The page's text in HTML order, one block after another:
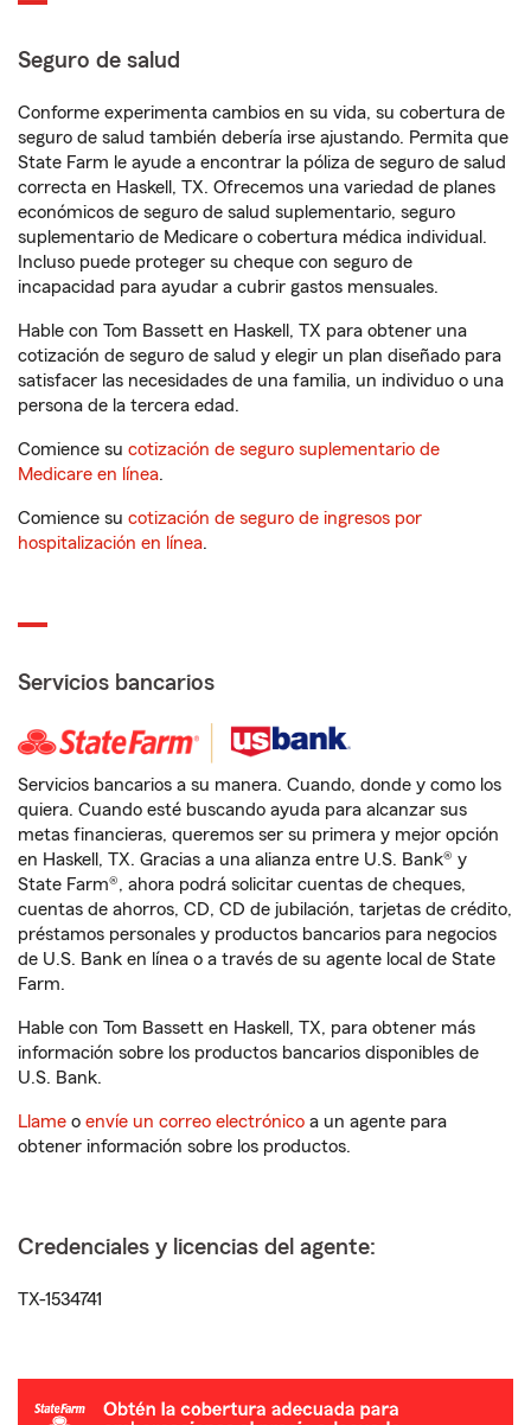
Seguro de salud
Conforme experimenta cambios en su vida, su cobertura de
seguro de salud también debería irse ajustando. Permita que
State Farm le ayude a encontrar la póliza de seguro de salud
correcta en Haskell, TX. Ofrecemos una variedad de planes
económicos de seguro de salud suplementario, seguro
suplementario de Medicare o cobertura médica individual.
Incluso puede proteger su cheque con seguro de
incapacidad para ayudar a cubrir gastos mensuales.
Hable con Tom Bassett en Haskell, TX para obtener una
cotización de seguro de salud y elegir un plan diseñado para
satisfacer las necesidades de una familia, un individuo o una
persona de la tercera edad.
Comience su cotización de seguro suplementario de
Medicare en línea.
Comience su cotización de seguro de ingresos por
hospitalización en línea.
Servicios bancarios
Servicios bancarios a su manera. Cuando, donde y como los
quiera. Cuando esté buscando ayuda para alcanzar sus
metas financieras, queremos ser su primera y mejor opción
en Haskell, TX. Gracias a una alianza entre U.S. Bank® y
State Farm®, ahora podrá solicitar cuentas de cheques,
cuentas de ahorros, CD, CD de jubilación, tarjetas de crédito,
préstamos personales y productos bancarios para negocios
de U.S. Bank en línea o a través de su agente local de State
Farm.
Hable con Tom Bassett en Haskell, TX, para obtener más
información sobre los productos bancarios disponibles de
U.S. Bank.
Llame o envíe un correo electrónico a un agente para
obtener información sobre los productos.
Credenciales y licencias del agente:
TX-1534741